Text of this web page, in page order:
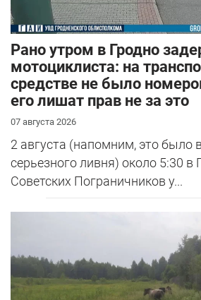
Рано утром в Гродно
мотоциклиста: на
средстве не было
его лишат прав не за это
07 августа 2026
2 августа (напомним, это было
серьезного ливня) около 5:30 в
Советских Пограничников у...